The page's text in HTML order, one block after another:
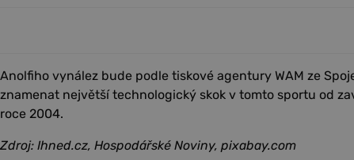
Anolfiho vynález bude podle tiskové agentury WAM ze
znamenat největší technologický skok v tomto sportu od
roce 2004.
Zdroj: Ihned.cz, Hospodářské Noviny, pixabay.com